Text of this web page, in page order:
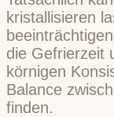
kristallisieren
die Gefrierzeit
körnigen
Balance
finden.